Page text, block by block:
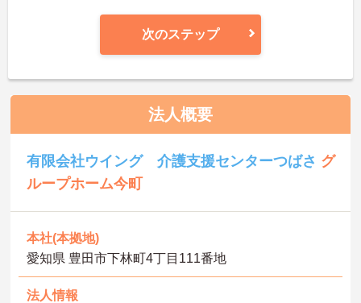
次のステップ
法人概要
有限会社ウイング 介護支援センターつばさ グ
ループホーム今町
本社(本拠地)
愛知県 豊田市下林町4丁目111番地
法人情報